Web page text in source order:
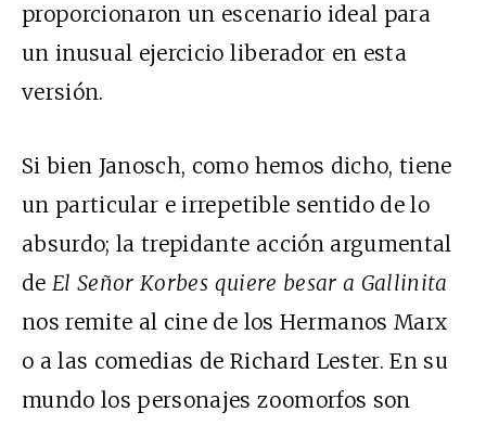
proporcionaron un escenario ideal para
un inusual ejercicio liberador en esta
versión.
Si bien Janosch, como hemos dicho, tiene
un particular e irrepetible sentido de lo
absurdo; la trepidante acción argumental
deEl Señor Korbes quiere besar a Gallinita
nos remite al cine de los Hermanos Marx
o a las comedias de Richard Lester. En su
mundo los personajes zoomorfos son